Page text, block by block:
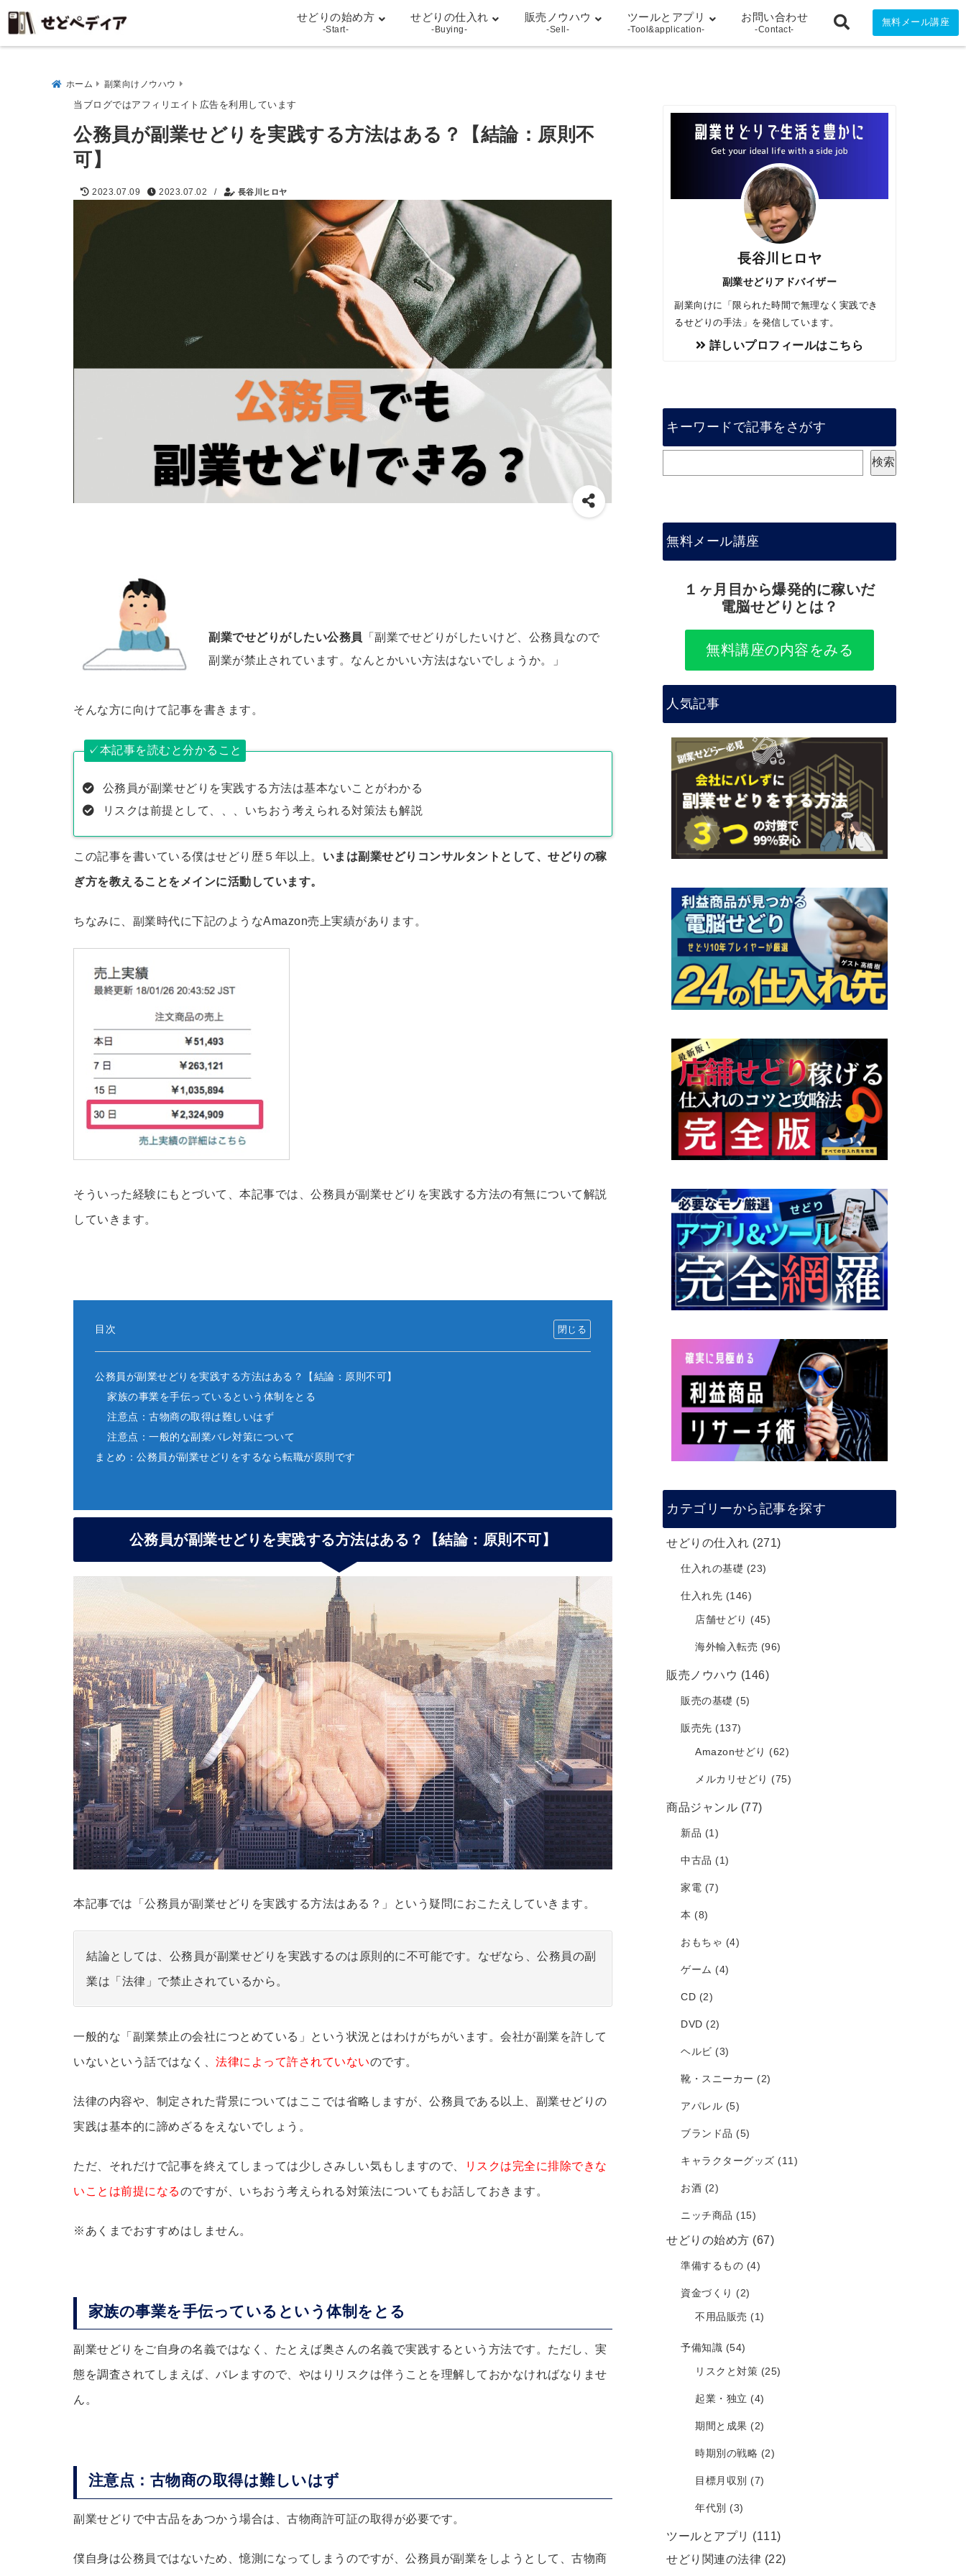
せどりの始め方
-Start-
せどりの仕入れ
-Buying-
販売ノウハウ
-Sell-
ツールとアプリ
-Tool&application-
お問い合わせ
-Contact-
無料メール講座
ホーム 副業向けノウハウ
当ブログではアフィリエイト広告を利用しています
公務員が副業せどりを実践する方法はある？【結論：原則不
可】
2023.07.09 2023.07.02 / 長谷川ヒロヤ
副業でせどりがしたい公務員 「副業でせどりがしたいけど、公務員なので
副業が禁止されています。なんとかいい方法はないでしょうか。」
そんな方に向けて記事を書きます。
✓本記事を読むと分かること
公務員が副業せどりを実践する方法は基本ないことがわかる
リスクは前提として、、、いちおう考えられる対策法も解説
この記事を書いている僕はせどり歴５年以上。 いまは副業せどりコンサルタントとして、せどりの稼
ぎ方を教えることをメインに活動しています。
ちなみに、副業時代に下記のようなAmazon売上実績があります。
そういった経験にもとづいて、本記事では、公務員が副業せどりを実践する方法の有無について解説
していきます。
目次
公務員が副業せどりを実践する方法はある？【結論：原則不可】
家族の事業を手伝っているという体制をとる
注意点：古物商の取得は難しいはず
注意点：一般的な副業バレ対策について
まとめ：公務員が副業せどりをするなら転職が原則です
公務員が副業せどりを実践する方法はある？【結論：原則不可】
本記事では「公務員が副業せどりを実践する方法はある？」という疑問におこたえしていきます。
結論としては、公務員が副業せどりを実践するのは原則的に不可能です。なぜなら、公務員の副
業は「法律」で禁止されているから。
一般的な「副業禁止の会社につとめている」という状況とはわけがちがいます。会社が副業を許して
いないという話ではなく、 法律によって許されていないのです。
法律の内容や、制定された背景についてはここでは省略しますが、公務員である以上、副業せどりの
実践は基本的に諦めざるをえないでしょう。
ただ、それだけで記事を終えてしまっては少しさみしい気もしますので、 リスクは完全に排除できな
いことは前提になるのですが、いちおう考えられる対策法についてもお話しておきます。
※あくまでおすすめはしません。
家族の事業を手伝っているという体制をとる
副業せどりをご自身の名義ではなく、たとえば奥さんの名義で実践するという方法です。ただし、実
態を調査されてしまえば、バレますので、やはりリスクは伴うことを理解しておかなければなりませ
ん。
注意点：古物商の取得は難しいはず
副業せどりで中古品をあつかう場合は、古物商許可証の取得が必要です。
僕自身は公務員ではないため、憶測になってしまうのですが、公務員が副業をしようとして、古物商
長谷川ヒロヤ
副業せどりアドバイザー
副業向けに「限られた時間で無理なく実践でき
るせどりの手法」を発信しています。
詳しいプロフィールはこちら
キーワードで記事をさがす
検索
無料メール講座
１ヶ月目から爆発的に稼いだ
電脳せどりとは？
無料講座の内容をみる
人気記事
カテゴリーから記事を探す
せどりの仕入れ (271)
仕入れの基礎 (23)
仕入れ先 (146)
店舗せどり (45)
海外輸入転売 (96)
販売ノウハウ (146)
販売の基礎 (5)
販売先 (137)
Amazonせどり (62)
メルカリせどり (75)
商品ジャンル (77)
新品 (1)
中古品 (1)
家電 (7)
本 (8)
おもちゃ (4)
ゲーム (4)
CD (2)
DVD (2)
ヘルビ (3)
靴・スニーカー (2)
アパレル (5)
ブランド品 (5)
キャラクターグッズ (11)
お酒 (2)
ニッチ商品 (15)
せどりの始め方 (67)
準備するもの (4)
資金づくり (2)
不用品販売 (1)
予備知識 (54)
リスクと対策 (25)
起業・独立 (4)
期間と成果 (2)
時期別の戦略 (2)
目標月収別 (7)
年代別 (3)
ツールとアプリ (111)
せどり関連の法律 (22)